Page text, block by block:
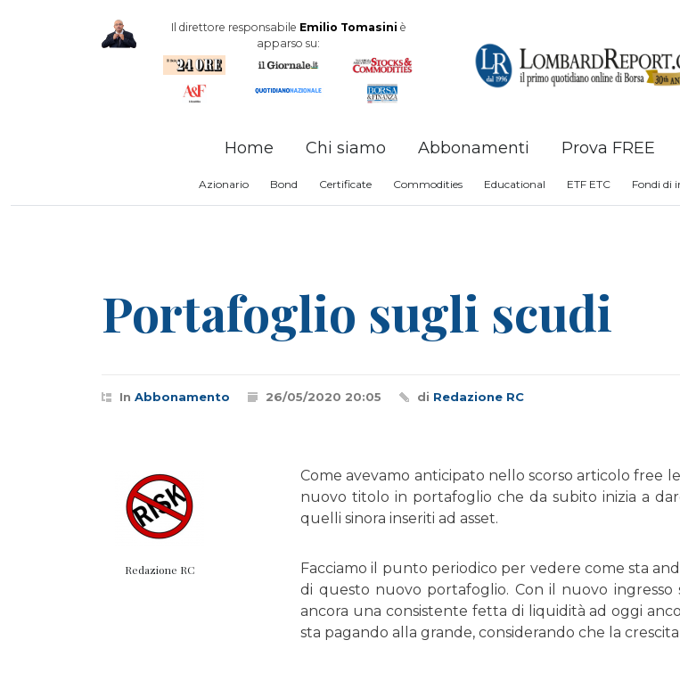
Il direttore responsabile Emilio Tomasini è
apparso su:
Home Chi siamo Abbonamenti Prova FREE
Azionario Bond Certificate Commodities Educational ETF ETC Fondi di
Portafoglio sugli scudi
In Abbonamento 26/05/2020 20:05 di Redazione RC
Come avevamo anticipato nello scorso articolo free
nuovo titolo in portafoglio che da subito inizia a
quelli sinora inseriti ad asset.
Facciamo il punto periodico per vedere come sta
di questo nuovo portafoglio. Con il nuovo
ancora una consistente fetta di liquidità ad oggi
sta pagando alla grande, considerando che la
Redazione RC